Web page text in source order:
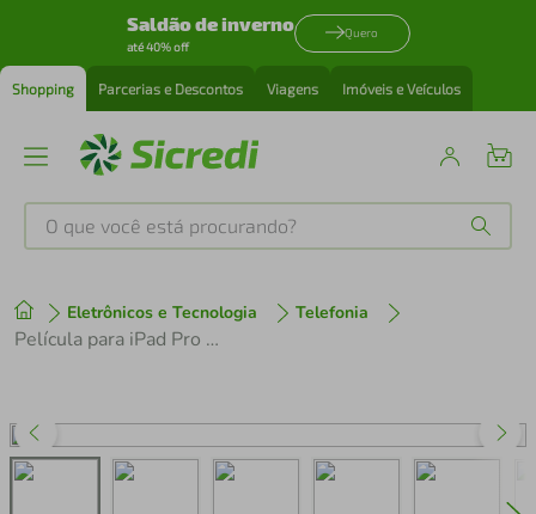
Saldão de inverno
até 40% off
Quero
Shopping Parcerias e Descontos Viagens Imóveis e Veículos
O que você está procurando?
Eletrônicos e Tecnologia Telefonia
Película para iPad Pro 12.9" - Hydrogel HD - Gshield
1º tenis
perfume